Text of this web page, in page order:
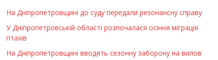
На Дніпропетровщині до суду передали резонансну справу
У Дніпропетровській області розпочалася осіння міграція
птахів
На Дніпропетровщині вводять сезонну заборону на вилов